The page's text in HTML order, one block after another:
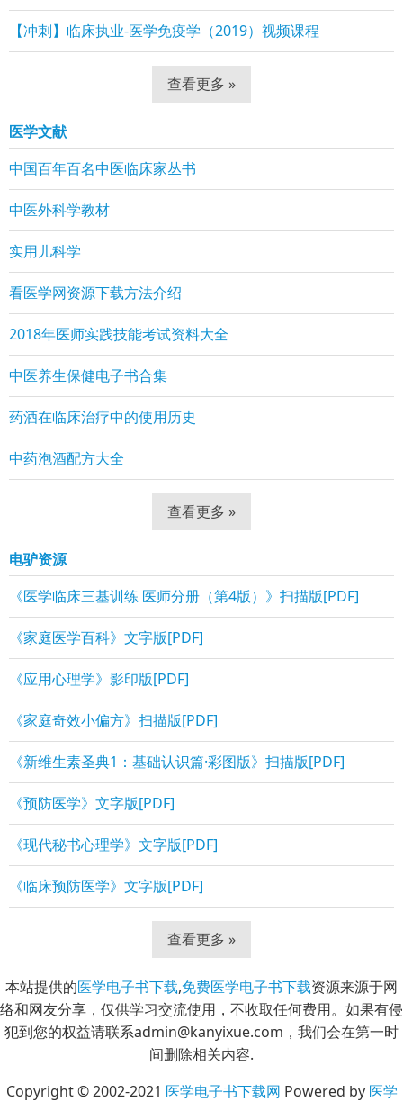
【冲刺】临床执业-医学免疫学（2019）视频课程
查看更多 »
医学文献
中国百年百名中医临床家丛书
中医外科学教材
实用儿科学
看医学网资源下载方法介绍
2018年医师实践技能考试资料大全
中医养生保健电子书合集
药酒在临床治疗中的使用历史
中药泡酒配方大全
查看更多 »
电驴资源
《医学临床三基训练 医师分册（第4版）》扫描版[PDF]
《家庭医学百科》文字版[PDF]
《应用心理学》影印版[PDF]
《家庭奇效小偏方》扫描版[PDF]
《新维生素圣典1：基础认识篇·彩图版》扫描版[PDF]
《预防医学》文字版[PDF]
《现代秘书心理学》文字版[PDF]
《临床预防医学》文字版[PDF]
查看更多 »
本站提供的医学电子书下载,免费医学电子书下载资源来源于网
络和网友分享，仅供学习交流使用，不收取任何费用。如果有侵
犯到您的权益请联系admin@kanyixue.com，我们会在第一时
间删除相关内容.
Copyright © 2002-2021 医学电子书下载网 Powered by 医学